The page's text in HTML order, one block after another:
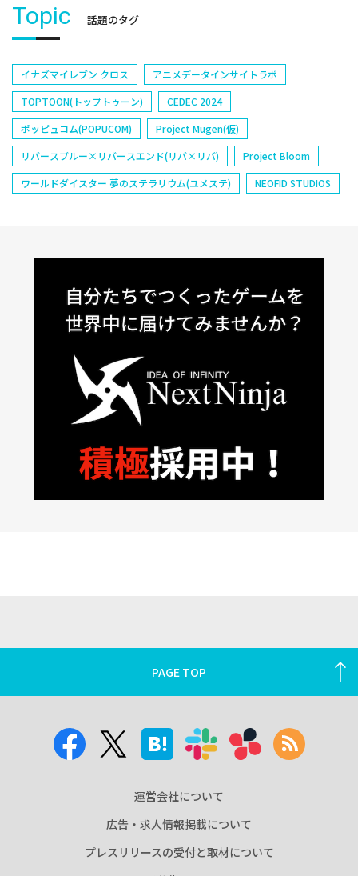
Topic 話題のタグ
イナズマイレブン クロス
アニメデータインサイトラボ
TOPTOON(トップトゥーン)
CEDEC 2024
ポッピュコム(POPUCOM)
Project Mugen(仮)
リバースブルー×リバースエンド(リバ×リバ)
Project Bloom
ワールドダイスター 夢のステラリウム(ユメステ)
NEOFID STUDIOS
PAGE TOP
運営会社について
広告・求人情報掲載について
プレスリリースの受付と取材について